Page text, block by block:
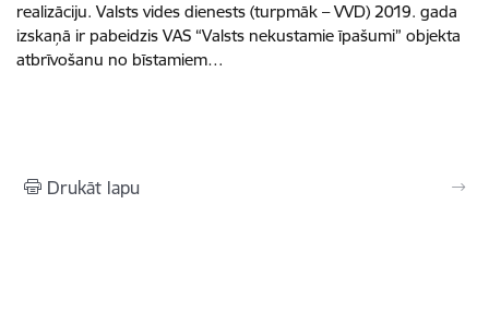
realizāciju. Valsts vides dienests (turpmāk – VVD) 2019. gada
izskaņā ir pabeidzis VAS “Valsts nekustamie īpašumi” objekta
atbrīvošanu no bīstamiem…
Drukāt lapu